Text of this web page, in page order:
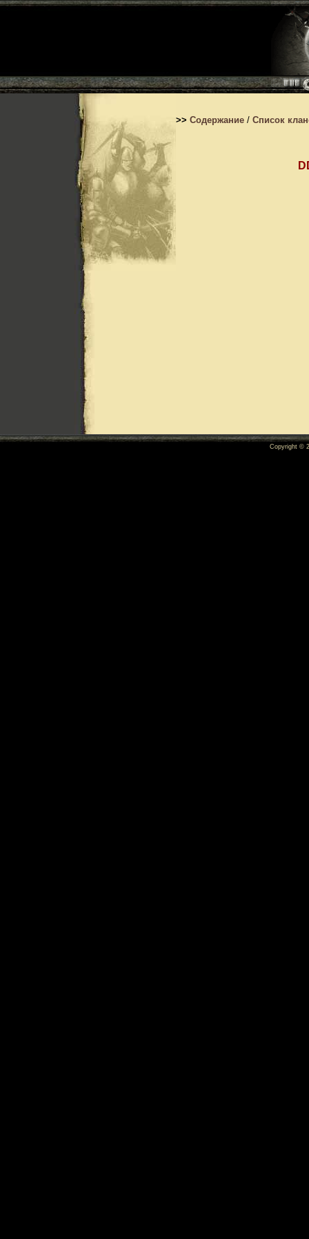
>> Содержание / Список
Copyright ©